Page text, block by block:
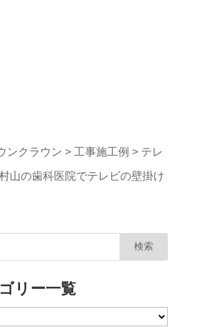
ンクラウン > 工事施工例 > テレ
山の歯科医院でテレビの壁掛け
リー一覧